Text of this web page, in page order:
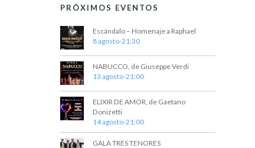
PRÓXIMOS EVENTOS
Escándalo – Homenaje a Raphael
8 agosto-21:30
NABUCCO, de Giuseppe Verdi
13 agosto-21:00
ELIXIR DE AMOR, de Gaetano
Donizetti
14 agosto-21:00
GALA TRES TENORES